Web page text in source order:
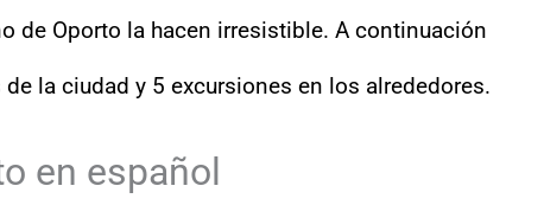
de Oporto la hacen irresistible. A continuación
la ciudad y 5 excursiones en los alrededores.
en español